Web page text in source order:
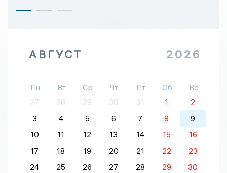
АВГУСТ 2026
Пн Вт Ср Чт Пт Сб
Вс
27
28 29 30 31 1
2
3
4 5 6 7 8
9
10
11 12 13 14 15
16
17
18 19 20 21 22
23
24
25 26 27 28 29
30